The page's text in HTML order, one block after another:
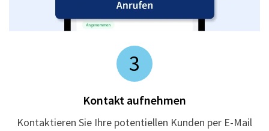
3
Kontakt aufnehmen
Kontaktieren Sie Ihre potentiellen Kunden per E-Mail